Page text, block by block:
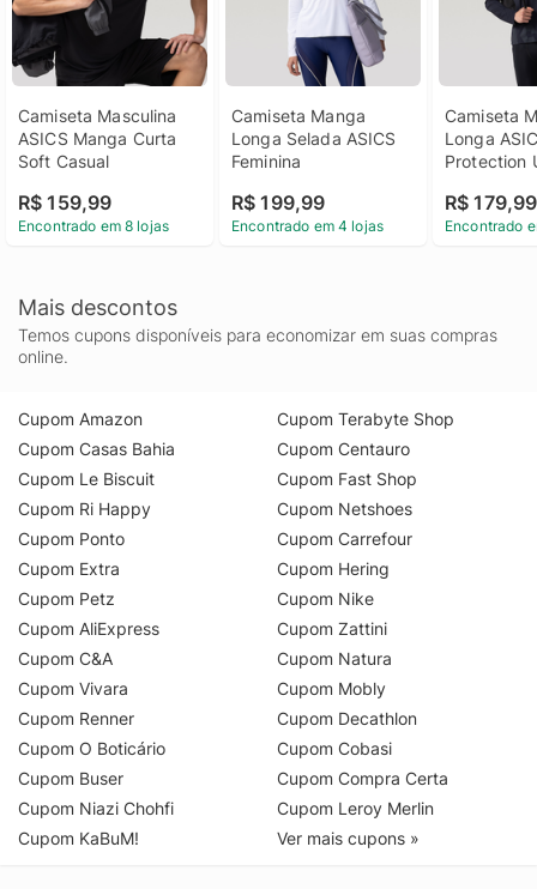
Camiseta Masculina
ASICS Manga Curta
Soft Casual
R$ 159,99
Encontrado em 8 lojas
Camiseta Manga
Longa Selada ASICS
Feminina
R$ 199,99
Encontrado em 4 lojas
Camiseta
Longa
Protection
R$ 179,99
Encontrado
Mais descontos
Temos cupons disponíveis para economizar em suas compras
online.
Cupom Amazon
Cupom Casas Bahia
Cupom Le Biscuit
Cupom Ri Happy
Cupom Ponto
Cupom Extra
Cupom Petz
Cupom AliExpress
Cupom C&A
Cupom Vivara
Cupom Renner
Cupom O Boticário
Cupom Buser
Cupom Niazi Chohfi
Cupom KaBuM!
Cupom Terabyte Shop
Cupom Centauro
Cupom Fast Shop
Cupom Netshoes
Cupom Carrefour
Cupom Hering
Cupom Nike
Cupom Zattini
Cupom Natura
Cupom Mobly
Cupom Decathlon
Cupom Cobasi
Cupom Compra Certa
Cupom Leroy Merlin
Ver mais cupons »